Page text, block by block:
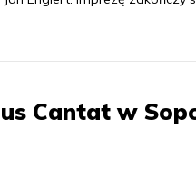
Cantat w